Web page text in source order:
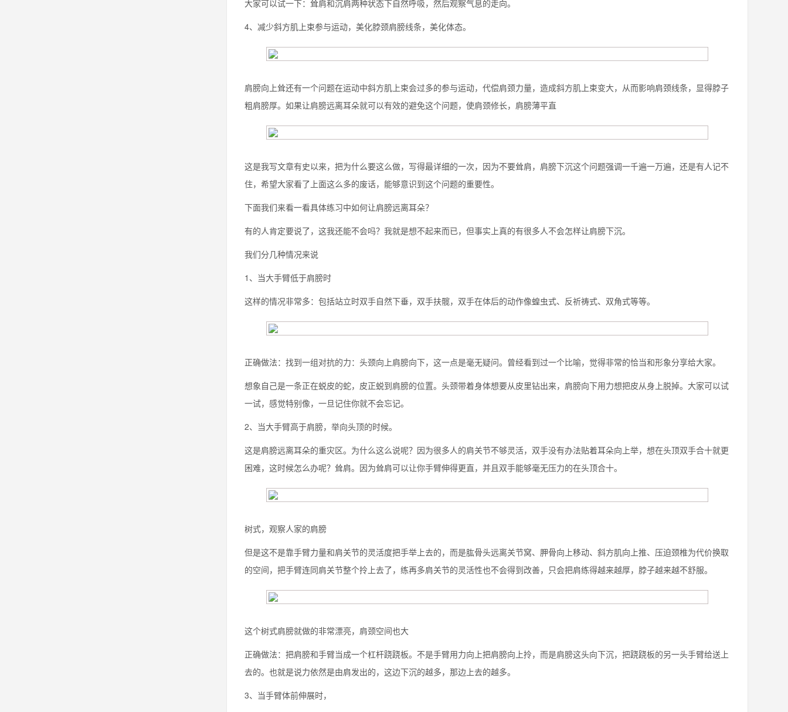
大家可以试一下：耸肩和沉肩两种状态下自然呼吸，然后观察气息的走向。
4、减少斜方肌上束参与运动，美化脖颈肩膀线条，美化体态。
肩膀向上耸还有一个问题在运动中斜方肌上束会过多的参与运动，代偿肩颈力量，造成斜方肌上束变大，从而影响肩颈线条，显得脖子
粗肩膀厚。如果让肩膀远离耳朵就可以有效的避免这个问题，使肩颈修长，肩膀薄平直
这是我写文章有史以来，把为什么要这么做，写得最详细的一次，因为不要耸肩，肩膀下沉这个问题强调一千遍一万遍，还是有人记不
住，希望大家看了上面这么多的废话，能够意识到这个问题的重要性。
下面我们来看一看具体练习中如何让肩膀远离耳朵？
有的人肯定要说了，这我还能不会吗？我就是想不起来而已，但事实上真的有很多人不会怎样让肩膀下沉。
我们分几种情况来说
1、当大手臂低于肩膀时
这样的情况非常多：包括站立时双手自然下垂，双手扶髋，双手在体后的动作像蝗虫式、反祈祷式、双角式等等。
正确做法：找到一组对抗的力：头颈向上肩膀向下，这一点是毫无疑问。曾经看到过一个比喻，觉得非常的恰当和形象分享给大家。
想象自己是一条正在蜕皮的蛇，皮正蜕到肩膀的位置。头颈带着身体想要从皮里钻出来，肩膀向下用力想把皮从身上脱掉。大家可以试
一试，感觉特别像，一旦记住你就不会忘记。
2、当大手臂高于肩膀，举向头顶的时候。
这是肩膀远离耳朵的重灾区。为什么这么说呢？因为很多人的肩关节不够灵活，双手没有办法贴着耳朵向上举，想在头顶双手合十就更
困难，这时候怎么办呢？耸肩。因为耸肩可以让你手臂伸得更直，并且双手能够毫无压力的在头顶合十。
树式，观察人家的肩膀
但是这不是靠手臂力量和肩关节的灵活度把手举上去的，而是肱骨头远离关节窝、胛骨向上移动、斜方肌向上推、压迫颈椎为代价换取
的空间，把手臂连同肩关节整个拎上去了，练再多肩关节的灵活性也不会得到改善，只会把肩练得越来越厚，脖子越来越不舒服。
这个树式肩膀就做的非常漂亮，肩颈空间也大
正确做法：把肩膀和手臂当成一个杠杆跷跷板。不是手臂用力向上把肩膀向上拎，而是肩膀这头向下沉，把跷跷板的另一头手臂给送上
去的。也就是说力依然是由肩发出的，这边下沉的越多，那边上去的越多。
3、当手臂体前伸展时，